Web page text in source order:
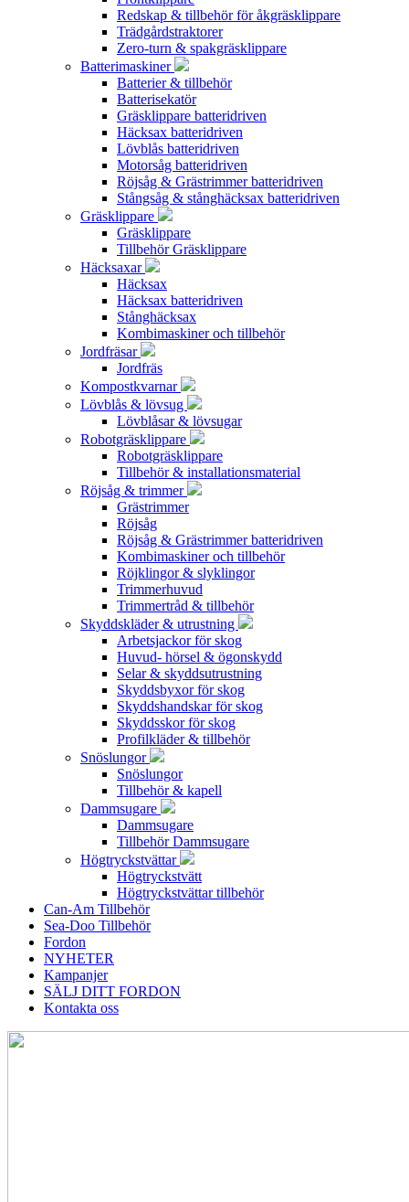
Redskap & tillbehör för åkgräsklippare
Trädgårdstraktorer
Zero-turn & spakgräsklippare
Batterimaskiner
Batterier & tillbehör
Batterisekatör
Gräsklippare batteridriven
Häcksax batteridriven
Lövblås batteridriven
Motorsåg batteridriven
Röjsåg & Grästrimmer batteridriven
Stångsåg & stånghäcksax batteridriven
Gräsklippare
Gräsklippare
Tillbehör Gräsklippare
Häcksaxar
Häcksax
Häcksax batteridriven
Stånghäcksax
Kombimaskiner och tillbehör
Jordfräsar
Jordfräs
Kompostkvarnar
Lövblås & lövsug
Lövblåsar & lövsugar
Robotgräsklippare
Robotgräsklippare
Tillbehör & installationsmaterial
Röjsåg & trimmer
Grästrimmer
Röjsåg
Röjsåg & Grästrimmer batteridriven
Kombimaskiner och tillbehör
Röjklingor & slyklingor
Trimmerhuvud
Trimmertråd & tillbehör
Skyddskläder & utrustning
Arbetsjackor för skog
Huvud- hörsel & ögonskydd
Selar & skyddsutrustning
Skyddsbyxor för skog
Skyddshandskar för skog
Skyddsskor för skog
Profilkläder & tillbehör
Snöslungor
Snöslungor
Tillbehör & kapell
Dammsugare
Dammsugare
Tillbehör Dammsugare
Högtryckstvättar
Högtryckstvätt
Högtryckstvättar tillbehör
Can-Am Tillbehör
Sea-Doo Tillbehör
Fordon
NYHETER
Kampanjer
SÄLJ DITT FORDON
Kontakta oss